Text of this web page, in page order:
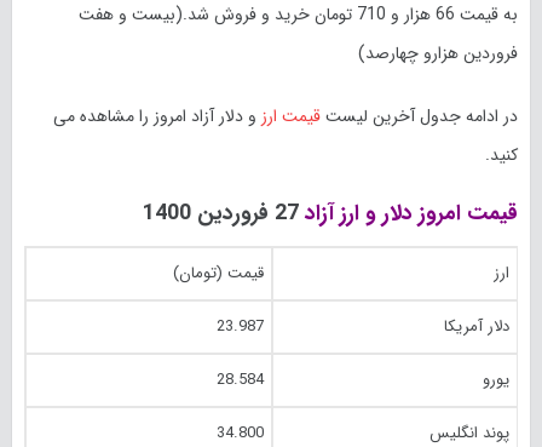
به قیمت 66 هزار و 710 تومان خرید و فروش شد.(بیست و هفت
فروردین هزارو چهارصد)
در ادامه جدول آخرین لیستقیمت ارز و دلار آزاد امروز را مشاهده می
کنید.
قیمت امروز دلار و ارز آزاد27 فروردین 1400
ارز قیمت (تومان)
دلار آمریکا 23.987
یورو 28.584
پوند انگلیس 34.800